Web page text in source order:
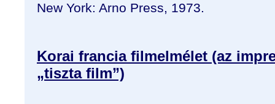
New York: Arno Press, 1973.
Korai francia filmelmélet (az
„tiszta film”)